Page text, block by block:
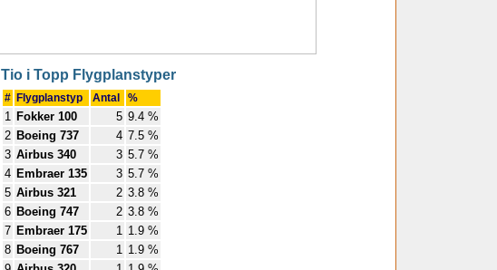
Tio i Topp Flygplanstyper
# Flygplanstyp Antal %
1 Fokker 100 5 9.4 %
2 Boeing 737 4 7.5 %
3 Airbus 340 3 5.7 %
4 Embraer 135 3 5.7 %
5 Airbus 321 2 3.8 %
6 Boeing 747 2 3.8 %
7 Embraer 175 1 1.9 %
8 Boeing 767 1 1.9 %